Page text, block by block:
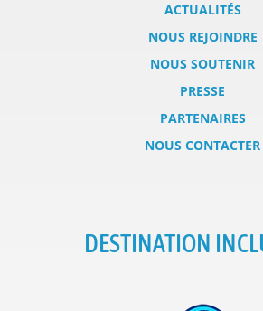
ACTUALITÉS
NOUS REJOINDRE
NOUS SOUTENIR
PRESSE
PARTENAIRES
NOUS CONTACTER
DESTINATION